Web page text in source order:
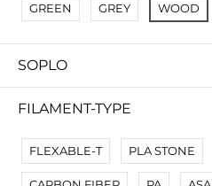
GREEN GREY WOOD
SOPLO
FILAMENT-TYPE
FLEXABLE-T PLA STONE